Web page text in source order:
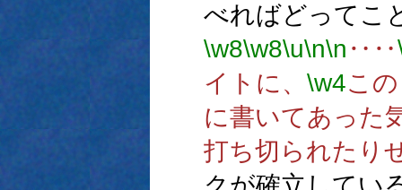
べればどってこ
\w8\w8\u\n\n ‥‥
イトに、 \w4こ
に書いてあった
打ち切られたり